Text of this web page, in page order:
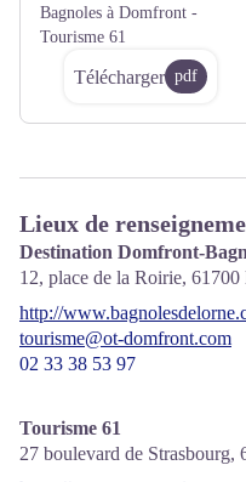
Bagnoles à Domfront -
Tourisme 61
Télécharger pdf
Lieux de
Destination Domfront-
12, place de la Roirie, 61700
http://
tourisme@ot-domfront.com
02 33 38 53 97
Tourisme 61
27 boulevard de Strasbourg,